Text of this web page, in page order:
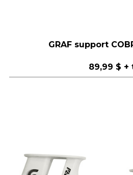
GRAF support
89,99 $ +